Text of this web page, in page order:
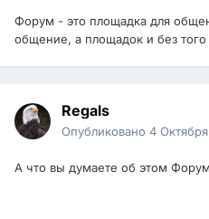
Форум - это площадка для
общение, а площадок и без
Regals
Опубликовано 4
А что вы думаете об этом